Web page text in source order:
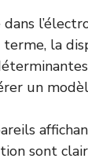
la
un
sont